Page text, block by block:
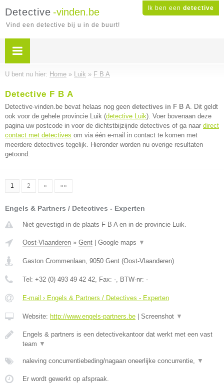
Ik ben een detective
Detective -vinden.be
Vind een detective bij u in de buurt!
U bent nu hier: Home » Luik » F B A
Detective F B A
Detective-vinden.be bevat helaas nog geen detectives in F B A. Dit geldt
ook voor de gehele provincie Luik (detective Luik). Voer bovenaan deze
pagina uw postcode in voor de dichtstbijzijnde detectives of ga naar direct
contact met detectives om via één e-mail in contact te komen met
meerdere detectives tegelijk. Hieronder worden nu overige resultaten
getoond.
1 2 » »»
Engels & Partners / Detectives - Experten
Niet gevestigd in de plaats F B A en in de provincie Luik.
Oost-Vlaanderen » Gent Google maps ▼
Gaston Crommenlaan, 9050 Gent (Oost-Vlaanderen)
Tel: +32 (0) 493 49 42 42, Fax: -, BTW-nr: -
E-mail › Engels & Partners / Detectives - Experten
Website: http://www.engels-partners.be Screenshot ▼
Engels & partners is een detectivekantoor dat werkt met een vast
team ▼
naleving concurrentiebeding/nagaan oneerlijke concurrentie, ▼
Er wordt gewerkt op afspraak.